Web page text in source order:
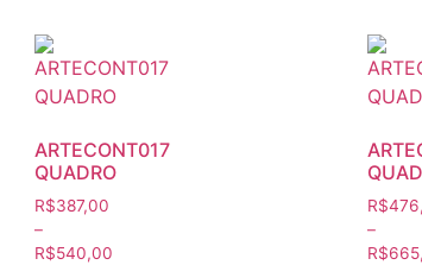
ARTECONT017
QUADRO
R$387,00
–
R$540,00
R$
–
R$